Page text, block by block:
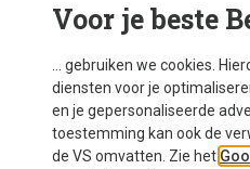
Voor je beste
... gebruiken we cookies.
diensten voor je
en je gepersonaliseerde
toestemming kan ook de
de VS omvatten. Zie het